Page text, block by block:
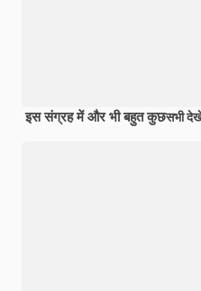
इस संग्रह में और भी बहुत कुछसभी